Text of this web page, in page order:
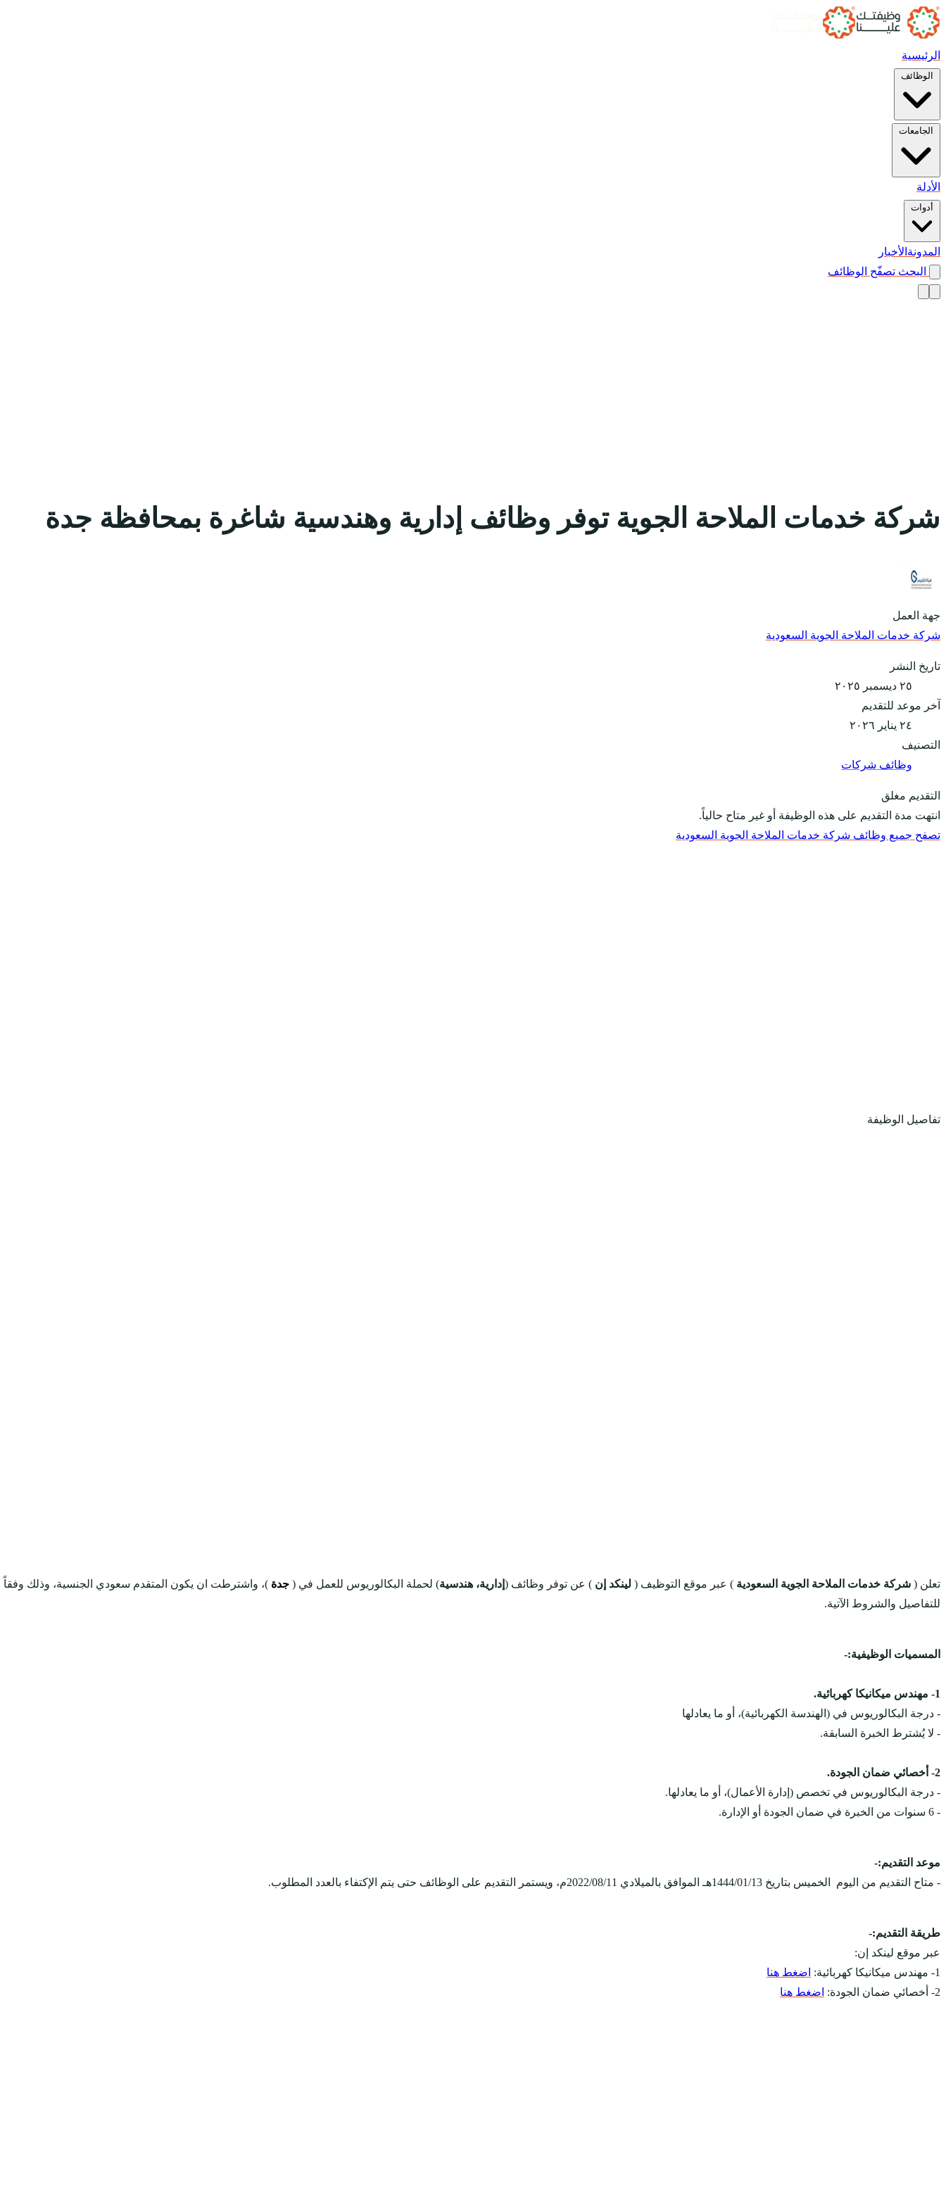
الرئيسية
الوظائف
الجامعات
الأدلة
أدوات
المدونة الأخبار
البحث تصفّح الوظائف
شركة خدمات الملاحة الجوية توفر وظائف إدارية وهندسية شاغرة بمحافظة جدة
جهة العمل
شركة خدمات الملاحة الجوية السعودية
تاريخ النشر
٢٥ ديسمبر ٢٠٢٥
آخر موعد للتقديم
٢٤ يناير ٢٠٢٦
التصنيف
وظائف شركات
التقديم مغلق
انتهت مدة التقديم على هذه الوظيفة أو غير متاح حالياً.
تصفح جميع وظائف شركة خدمات الملاحة الجوية السعودية
تفاصيل الوظيفة
تعلن ( شركة خدمات الملاحة الجوية السعودية ) عبر موقع التوظيف ( لينكد إن ) عن توفر وظائف ( إدارية، هندسية) لحملة البكالوريوس للعمل في ( جدة )، واشترطت ان يكون المتقدم سعودي الجنسية، وذلك وفقاً
للتفاصيل والشروط الآتية.
المسميات الوظيفية:-
1- مهندس ميكانيكا كهربائية.
- درجة البكالوريوس في (الهندسة الكهربائية)، أو ما يعادلها
- لا يُشترط الخبرة السابقة.
2- أخصائي ضمان الجودة.
- درجة البكالوريوس في تخصص (إدارة الأعمال)، أو ما يعادلها.
- 6 سنوات من الخبرة في ضمان الجودة أو الإدارة.
موعد التقديم:-
- متاح التقديم من اليوم الخميس بتاريخ 1444/01/13هـ الموافق بالميلادي 2022/08/11م، ويستمر التقديم على الوظائف حتى يتم الإكتفاء بالعدد المطلوب.
طريقة التقديم:-
عبر موقع لينكد إن:
1- مهندس ميكانيكا كهربائية:
اضغط هنا
2- أخصائي ضمان الجودة:
اضغط هنا